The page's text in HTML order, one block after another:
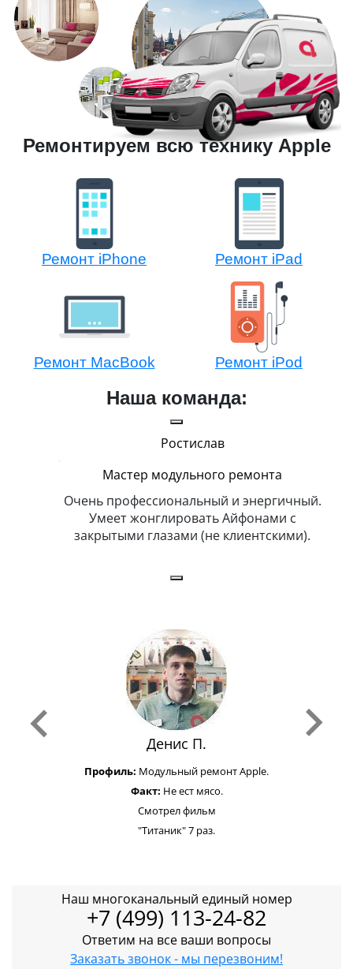
Ремонтируем всю технику Apple
Ремонт iPhone Ремонт iPad
Ремонт MacBook Ремонт iPod
Наша команда:
Ростислав
Мастер модульного ремонта
Очень профессиональный и энергичный.
Умеет жонглировать Айфонами с
закрытыми глазами (не клиентскими).
Денис П.
Профиль: Модульный ремонт Apple.
Факт: Не ест мясо.
Смотрел фильм
"Титаник" 7 раз.
Наш многоканальный единый номер
+7 (499) 113-24-82
Ответим на все ваши вопросы
Заказать звонок - мы перезвоним!